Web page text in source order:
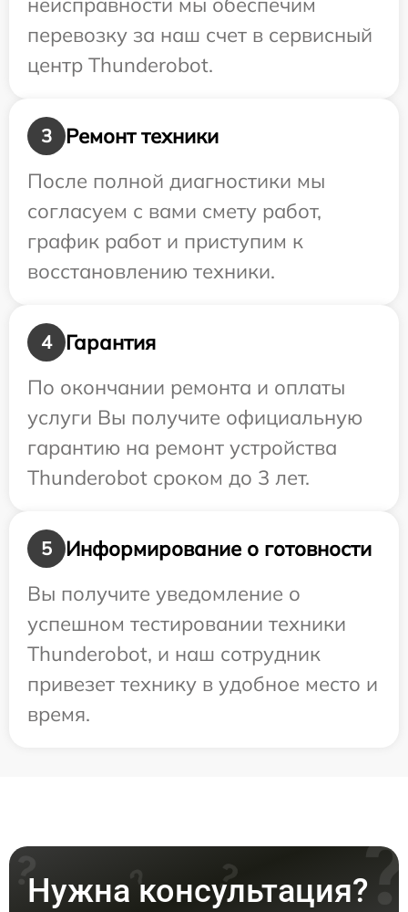
перевозку за наш счет в сервисный
центр Thunderobot.
3
Ремонт техники
После полной диагностики мы
согласуем с вами смету работ,
график работ и приступим к
восстановлению техники.
4
Гарантия
По окончании ремонта и оплаты
услуги Вы получите официальную
гарантию на ремонт устройства
Thunderobot сроком до 3 лет.
5
Информирование о готовности
Вы получите уведомление о
успешном тестировании техники
Thunderobot, и наш сотрудник
привезет технику в удобное место и
время.
Нужна консультация?